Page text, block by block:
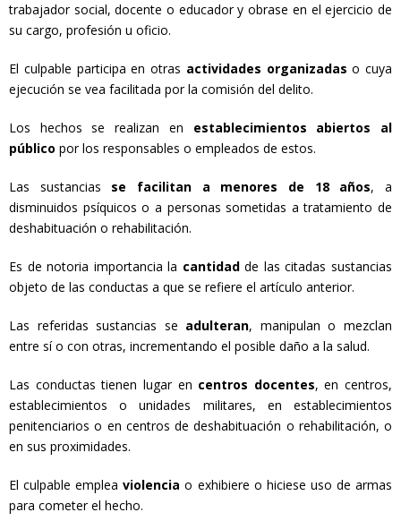
trabajador social, docente o educador y obrase en el ejercicio de
su cargo, profesión u oficio.
El culpable participa en otras actividades organizadas o cuya
ejecución se vea facilitada por la comisión del delito.
Los hechos se realizan en establecimientos abiertos al
público por los responsables o empleados de estos.
Las sustancias se facilitan a menores de 18 años, a
disminuidos psíquicos o a personas sometidas a tratamiento de
deshabituación o rehabilitación.
Es de notoria importancia la cantidadde las citadas sustancias
objeto de las conductas a que se refiere el artículo anterior.
Las referidas sustancias se adulteran, manipulan o mezclan
entre sí o con otras, incrementando el posible daño a la salud.
Las conductas tienen lugar en centros docentes, en centros,
establecimientos o unidades militares, en establecimientos
penitenciarios o en centros de deshabituación o rehabilitación, o
en sus proximidades.
El culpable empleaviolencia o exhibiere o hiciese uso de armas
para cometer el hecho.